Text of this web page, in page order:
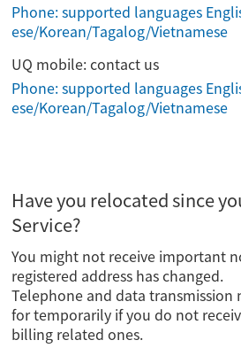
Phone: supported languages
ese/Korean/Tagalog/Vietnamese
UQ mobile: contact us
Phone: supported languages
ese/Korean/Tagalog/Vietnamese
Have you relocated since
Service?
You might not receive important
registered address has changed.
Telephone and data transmission
for temporarily if you do not
billing related ones.